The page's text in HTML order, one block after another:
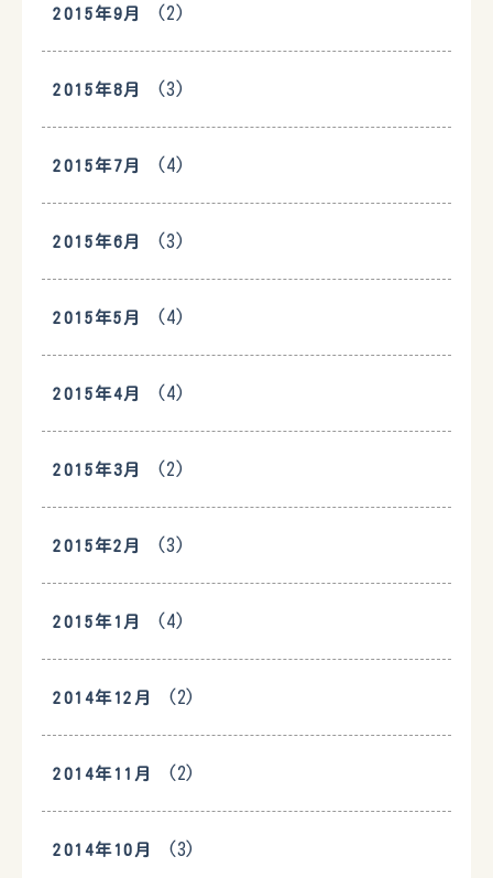
2015年9月 (2)
2015年8月 (3)
2015年7月 (4)
2015年6月 (3)
2015年5月 (4)
2015年4月 (4)
2015年3月 (2)
2015年2月 (3)
2015年1月 (4)
2014年12月 (2)
2014年11月 (2)
2014年10月 (3)